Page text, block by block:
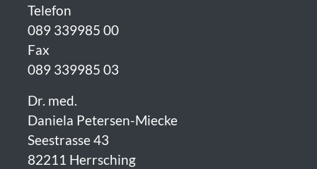
Telefon
089 339985 00
Fax
089 339985 03
Dr. med.
Daniela Petersen-Miecke
Seestrasse 43
82211 Herrsching